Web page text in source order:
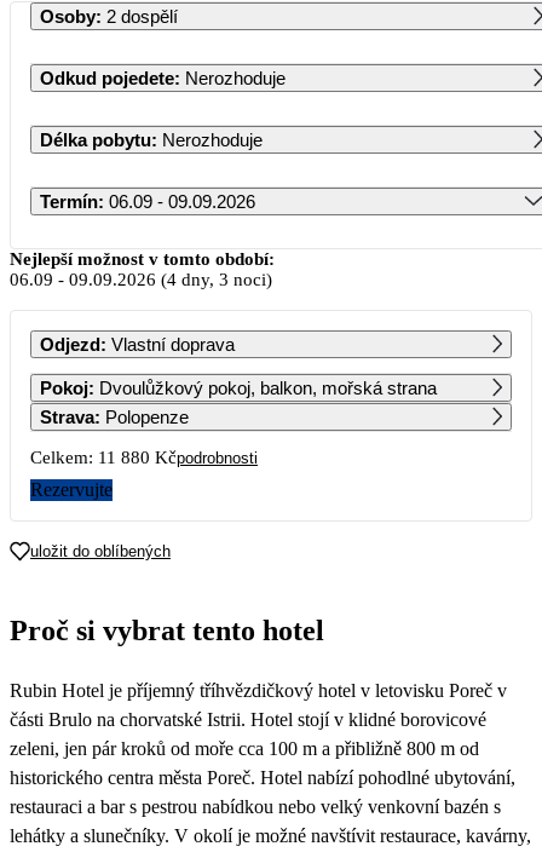
Osoby: 2 dospělí
Odkud pojedete: Nerozhoduje
Délka pobytu: Nerozhoduje
Termín: 06.09 - 09.09.2026
Září 2026
PO ÚT ST ČT PÁ SO NE
1
6 840
2
6 840
3
6 840
4
6 540
5
6 240
6
7
5 940
8
5 940
9
5 940
10 11 12 13
14
21 22
28 29 30
Nejlepší možnost v tomto období:
06.09 - 09.09.2026 (4 dny, 3 noci)
Odjezd: Vlastní doprava
Pokoj: Dvoulůžkový pokoj, balkon, mořská strana
Strava: Polopenze
Celkem: 11 880 Kčpodrobnosti
Rezervujte
uložit do oblíbených
Proč si vybrat tento hotel
Rubin Hotel je příjemný tříhvězdičkový hotel v letovisku Poreč v
části Brulo na chorvatské Istrii. Hotel stojí v klidné borovicové
zeleni, jen pár kroků od moře cca 100 m a přibližně 800 m od
historického centra města Poreč. Hotel nabízí pohodlné ubytování,
restauraci a bar s pestrou nabídkou nebo velký venkovní bazén s
lehátky a slunečníky. V okolí je možné navštívit restaurace, kavárny,